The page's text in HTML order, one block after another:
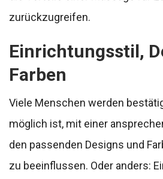
zurückzugreifen.
Einrichtungsstil,
Farben
Viele Menschen werden
möglich ist, mit einer
den passenden Designs und
zu beeinflussen. Oder anders: